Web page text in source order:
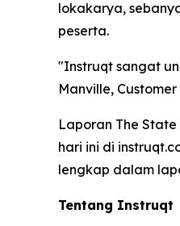
lokakarya,
peserta.
"Instruqt sangat
Manville,
Laporan The
hari ini di
lengkap dalam
Tentang Instruqt